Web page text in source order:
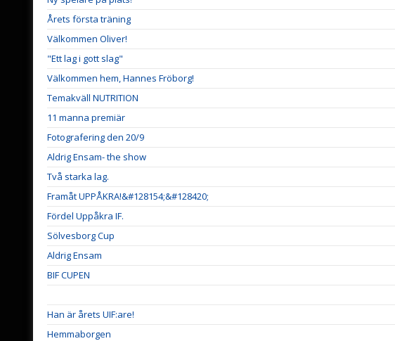
Årets första träning
Välkommen Oliver!
"Ett lag i gott slag"
Välkommen hem, Hannes Fröborg!
Temakväll NUTRITION
11 manna premiär
Fotografering den 20/9
Aldrig Ensam- the show
Två starka lag.
Framåt UPPÅKRA!&#128154;&#128420;
Fördel Uppåkra IF.
Sölvesborg Cup
Aldrig Ensam
BIF CUPEN
Han är årets UIF:are!
Hemmaborgen